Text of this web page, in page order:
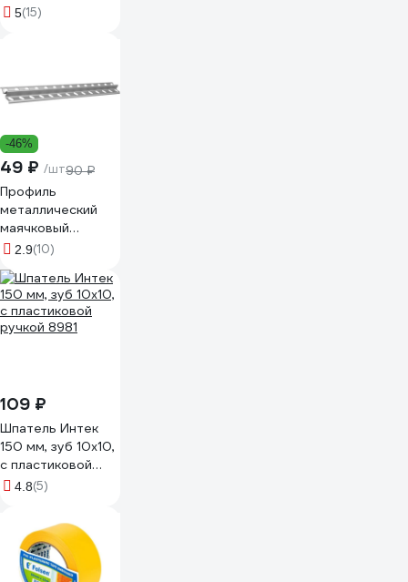
плоское дно,
5(15)
-46%
49 ₽ /шт90 ₽
Профиль
металлический
маячковый
штукатурный
1285
2.9(10)
109 ₽
Шпатель Интек
150 мм, зуб 10х10,
с пластиковой
ручкой 8981
4.8(5)